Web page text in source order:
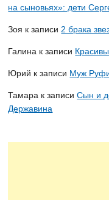
на сыновьях»: дети
Зоя к записи2 брака
Галина к записи
Юрий к записи Муж
Тамара к записиСын и
Державина